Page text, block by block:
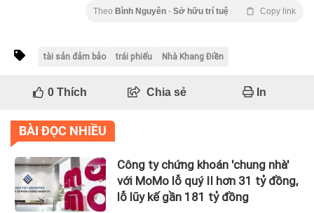
Theo Bình Nguyên - Sở hữu trí tuệ Copy link
tài sản đảm bảo trái phiếu Nhà Khang Điền
0Thích Chia sẻ In
BÀI ĐỌC NHIỀU
Công ty chứng khoán 'chung nhà'
với MoMo lỗ quý II hơn 31 tỷ đồng,
lỗ lũy kế gần 181 tỷ đồng